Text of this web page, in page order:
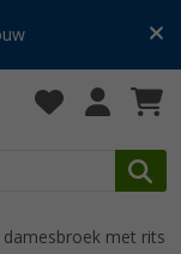
met rits